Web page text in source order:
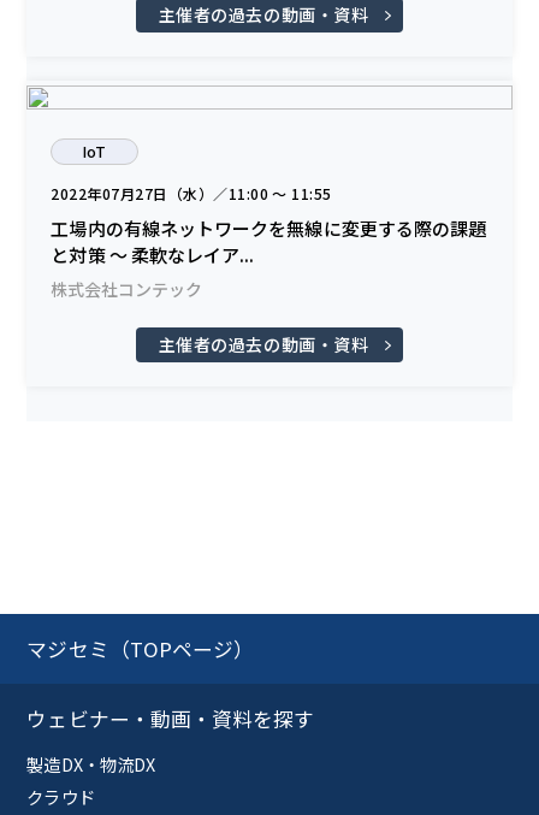
主催者の過去の動画・資料
IoT
2022年07月27日（水）／11:00 〜 11:55
工場内の有線ネットワークを無線に変更する際の課題
と対策 ～ 柔軟なレイア...
株式会社コンテック
主催者の過去の動画・資料
マジセミ（TOPページ）
ウェビナー・動画・資料を探す
製造DX・物流DX
クラウド